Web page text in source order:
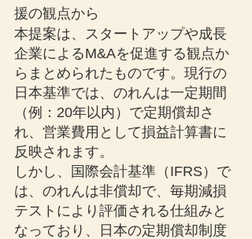
援の観点から
本提案は、スタートアップや成長
企業によるM&Aを促進する観点か
らまとめられたものです。現行の
日本基準では、のれんは一定期間
（例：20年以内）で定期償却さ
れ、営業費用として損益計算書に
反映されます。
しかし、国際会計基準（IFRS）で
は、のれんは非償却で、毎期減損
テストにより評価される仕組みと
なっており、日本の定期償却制度